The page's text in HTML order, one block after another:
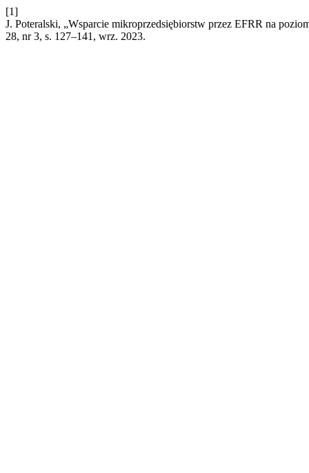
[1]
J. Poteralski, „Wsparcie mikroprzedsiębiorstw przez EFRR na
28, nr 3, s. 127–141, wrz. 2023.